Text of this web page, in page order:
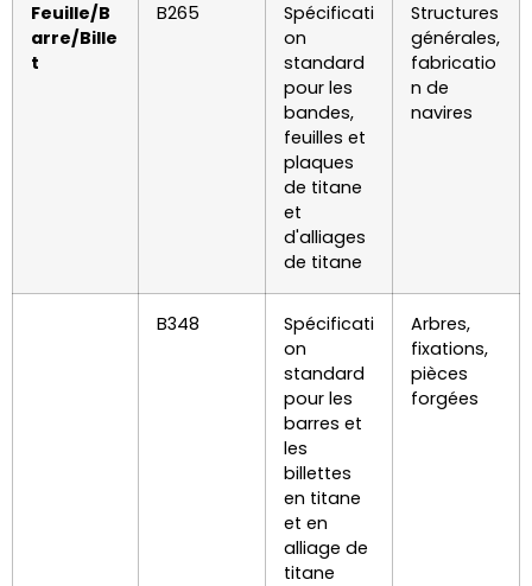
Feuille/B
arre/Bille
t
B265
Spécificati
on
standard
pour les
bandes,
feuilles et
plaques
de titane
et
d'alliages
de titane
Structures
générales,
fabricatio
n de
navires
B348
Spécificati
on
standard
pour les
barres et
les
billettes
en titane
et en
alliage de
titane
Arbres,
fixations,
pièces
forgées